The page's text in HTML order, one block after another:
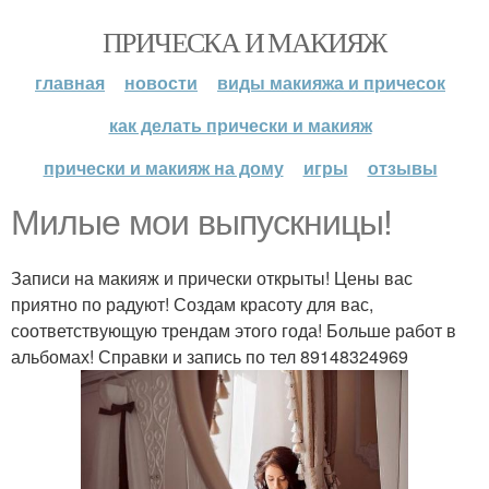
ПРИЧЕСКА И МАКИЯЖ
главная новости
виды макияжа и причесок
как делать прически и макияж
прически и макияж на дому
игры отзывы
Милые мои выпускницы!
Записи на макияж и прически открыты! Цены вас
приятно по радуют! Создам красоту для вас,
соответствующую трендам этого года! Больше работ в
альбомах! Справки и запись по тел 89148324969